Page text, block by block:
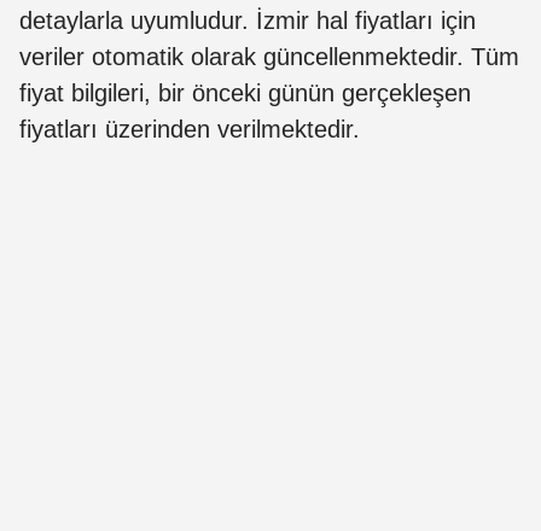
detaylarla uyumludur. İzmir hal fiyatları için
veriler otomatik olarak güncellenmektedir. Tüm
fiyat bilgileri, bir önceki günün gerçekleşen
fiyatları üzerinden verilmektedir.